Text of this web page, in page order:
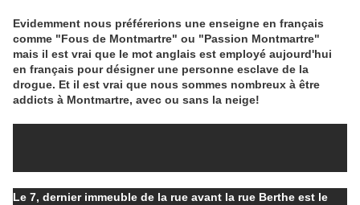
Evidemment nous préférerions une enseigne en français
comme "Fous de Montmartre" ou "Passion Montmartre"
mais il est vrai que le mot anglais est employé aujourd'hui
en français pour désigner une personne esclave de la
drogue. Et il est vrai que nous sommes nombreux à être
addicts à Montmartre, avec ou sans la neige!
Le 7, dernier immeuble de la rue avant la rue Berthe est le